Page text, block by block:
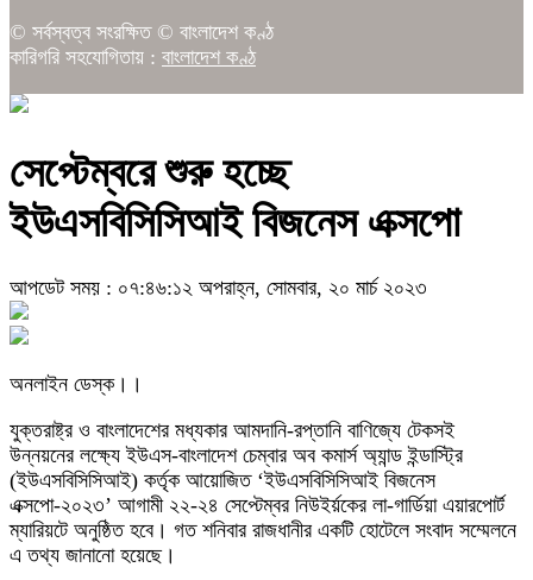
© সর্বস্বত্ব সংরক্ষিত © বাংলাদেশ কণ্ঠ
কারিগরি সহযোগিতায় : বাংলাদেশ কণ্ঠ
সেপ্টেম্বরে শুরু হচ্ছে
ইউএসবিসিসিআই বিজনেস এক্সপো
আপডেট সময় : ০৭:৪৬:১২ অপরাহ্ন, সোমবার, ২০ মার্চ ২০২৩
অনলাইন ডেস্ক।।
যুক্তরাষ্ট্র ও বাংলাদেশের মধ্যকার আমদানি-রপ্তানি বাণিজ্যে টেকসই
উন্নয়নের লক্ষ্যে ইউএস-বাংলাদেশ চেম্বার অব কমার্স অ্যান্ড ইন্ডাস্ট্রি
(ইউএসবিসিসিআই) কর্তৃক আয়োজিত ‘ইউএসবিসিসিআই বিজনেস
এক্সপো-২০২৩’ আগামী ২২-২৪ সেপ্টেম্বর নিউইর্য়কের লা-গার্ডিয়া এয়ারপোর্ট
ম্যারিয়টে অনুষ্ঠিত হবে। গত শনিবার রাজধানীর একটি হোটেলে সংবাদ সম্মেলনে
এ তথ্য জানানো হয়েছে।